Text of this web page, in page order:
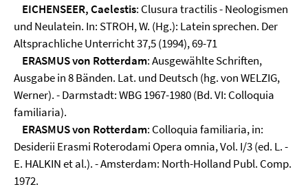
EICHENSEER, Caelestis: Clusura tractilis - Neologismen
und Neulatein. In: STROH, W. (Hg.): Latein sprechen. Der
Altsprachliche Unterricht 37,5 (1994), 69-71
ERASMUS von Rotterdam: Ausgewählte Schriften,
Ausgabe in 8 Bänden. Lat. und Deutsch (hg. von WELZIG,
Werner). - Darmstadt: WBG 1967-1980 (Bd. VI: Colloquia
familiaria).
ERASMUS von Rotterdam: Colloquia familiaria, in:
Desiderii Erasmi Roterodami Opera omnia, Vol. I/3 (ed. L. -
E. HALKIN et al.). - Amsterdam: North-Holland Publ. Comp.
1972.